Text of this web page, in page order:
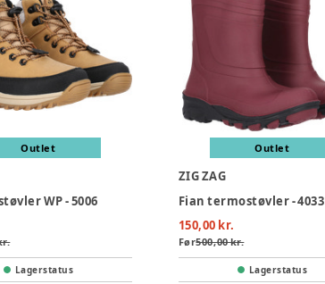
Outlet
WP - 5006
Lagerstatus
Outlet
ZIG ZAG
Fian termostøvler - 4033
150,00 kr.
Før500,00 kr.
Lagerstatus